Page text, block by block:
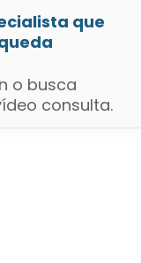
que
o busca
consulta.